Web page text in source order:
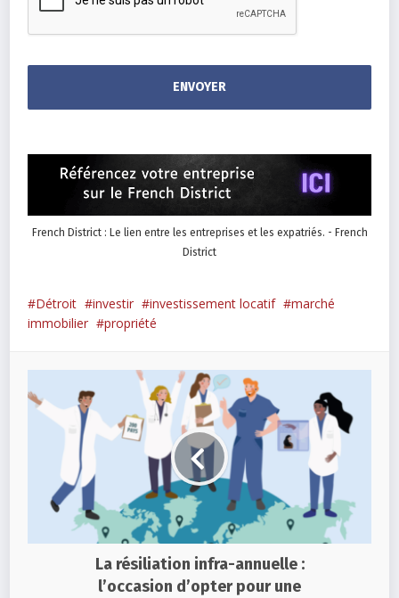
French District : Le lien entre les entreprises et les expatriés. - French
District
Détroit investir investissement locatif
marché
immobilier
propriété
La résiliation infra-annuelle :
l’occasion d’opter pour une